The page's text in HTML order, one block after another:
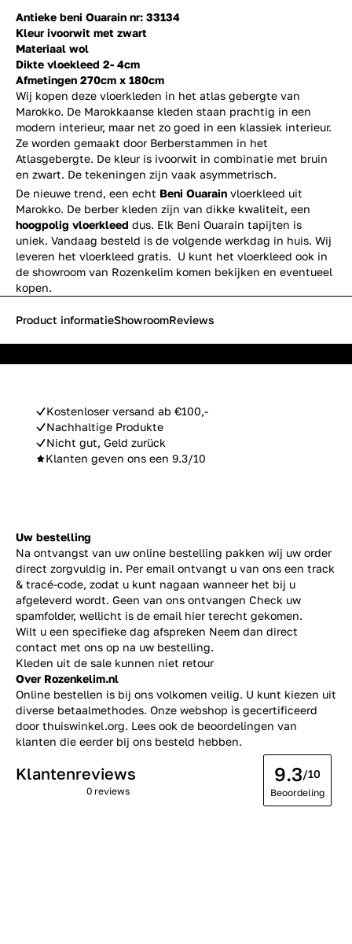
Antieke beni Ouarain nr: 33134
Kleur ivoorwit met zwart
Materiaal wol
Dikte vloekleed 2- 4cm
Afmetingen 270cm x 180cm
Wij kopen deze vloerkleden in het atlas gebergte van
Marokko. De Marokkaanse kleden staan prachtig in een
modern interieur, maar net zo goed in een klassiek interieur.
Ze worden gemaakt door Berberstammen in het
Atlasgebergte. De kleur is ivoorwit in combinatie met bruin
en zwart. De tekeningen zijn vaak asymmetrisch.
De nieuwe trend, een echt Beni Ouarain vloerkleed uit
Marokko. De berber kleden zijn van dikke kwaliteit, een
hoogpolig vloerkleed dus. Elk Beni Ouarain tapijten is
uniek. Vandaag besteld is de volgende werkdag in huis. Wij
leveren het vloerkleed gratis. U kunt het vloerkleed ook in
de showroom van Rozenkelim komen bekijken en eventueel
kopen.
Kostenloser versand ab €100,-
Nachhaltige Produkte
Nicht gut, Geld zurück
Klanten geven ons een 9.3/10
Product informatieShowroomReviews
Uw bestelling
Na ontvangst van uw online bestelling pakken wij uw order
direct zorgvuldig in. Per email ontvangt u van ons een track
& tracé-code, zodat u kunt nagaan wanneer het bij u
afgeleverd wordt. Geen van ons ontvangen Check uw
spamfolder, wellicht is de email hier terecht gekomen.
Wilt u een specifieke dag afspreken Neem dan direct
contact met ons op na uw bestelling.
Kleden uit de sale kunnen niet retour
Over Rozenkelim.nl
Online bestellen is bij ons volkomen veilig. U kunt kiezen uit
diverse betaalmethodes. Onze webshop is gecertificeerd
door thuiswinkel.org. Lees ook de beoordelingen van
klanten die eerder bij ons besteld hebben.
Klantenreviews
0 reviews
9.3/10
Beoordeling